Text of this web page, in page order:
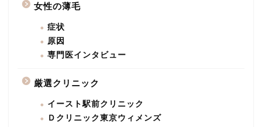
女性の薄毛
症状
原因
専門医インタビュー
厳選クリニック
イースト駅前クリニック
Ｄクリニック東京ウィメンズ